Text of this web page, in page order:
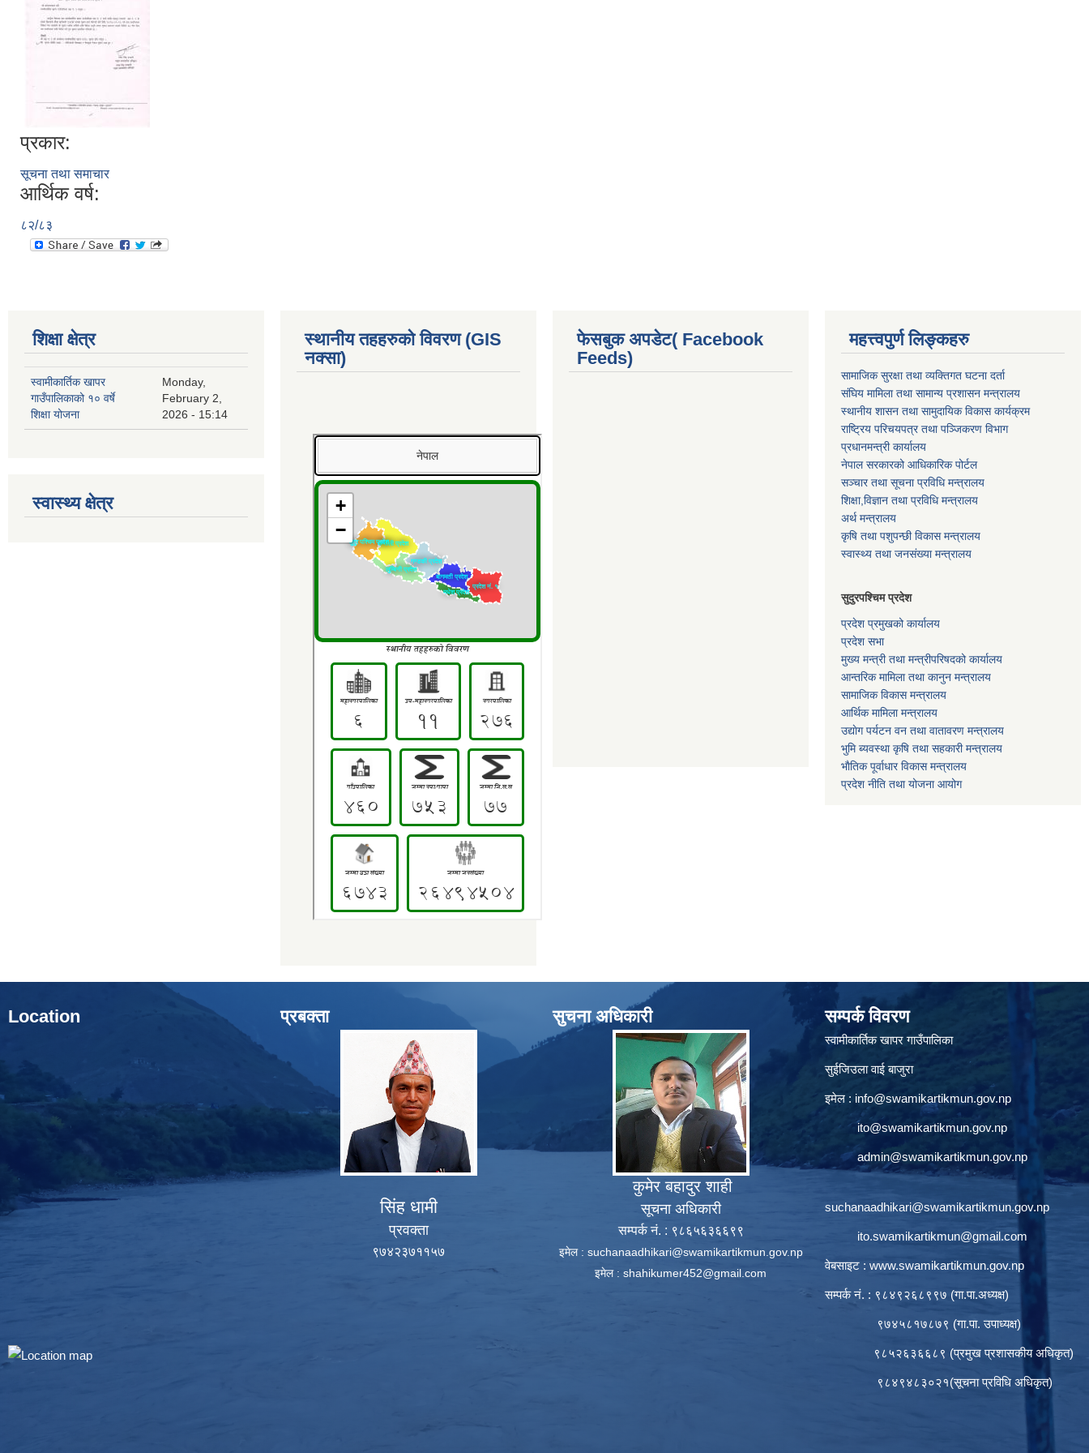
प्रकार:
सूचना तथा समाचार
आर्थिक वर्ष:
८२/८३
शिक्षा क्षेत्र
स्वामीकार्तिक खापर
गाउँपालिकाको १० वर्षे
शिक्षा योजना
Monday,
February 2,
2026 - 15:14
स्वास्थ्य क्षेत्र
स्थानीय तहहरुको विवरण (GIS
नक्सा)
फेसबुक अपडेट( Facebook
Feeds)
महत्त्वपुर्ण लिङ्कहरु
सामाजिक सुरक्षा तथा व्यक्तिगत घटना दर्ता
संघिय मामिला तथा सामान्य प्रशासन मन्त्रालय
स्थानीय शासन तथा सामुदायिक विकास कार्यक्रम
राष्ट्रिय परिचयपत्र तथा पञ्जिकरण विभाग
प्रधानमन्त्री कार्यालय
नेपाल सरकारको आधिकारिक पोर्टल
सञ्‍चार तथा सूचना प्रविधि मन्त्रालय
शिक्षा,विज्ञान तथा प्रविधि मन्त्रालय
अर्थ मन्त्रालय
कृषि तथा पशुपन्छी विकास मन्त्रालय
स्वास्थ्य तथा जनसंख्या मन्त्रालय
सुदुरपश्चिम प्रदेश
प्रदेश प्रमुखको कार्यालय
प्रदेश सभा
मुख्य मन्त्री तथा मन्त्रीपरिषदको कार्यालय
आन्तरिक मामिला तथा कानुन मन्त्रालय
सामाजिक विकास मन्त्रालय
आर्थिक मामिला मन्त्रालय
उद्याेग पर्यटन वन तथा वातावरण मन्त्रालय
भुमि ब्यवस्था कृषि तथा सहकारी मन्त्रालय
भाैतिक पूर्वाधार विकास मन्त्रालय
प्रदेश नीति तथा योजना आयोग
Location प्रबक्ता
सिंह धामी
प्रवक्ता
९७४२३७११५७
सुचना अधिकारी
कुमेर बहादुर शाही
सूचना अधिकारी
सम्पर्क नं. : ९८६५६३६६९९
इमेल : suchanaadhikari@swamikartikmun.gov.np
इमेल : shahikumer452@gmail.com
सम्पर्क विवरण
स्वामीकार्तिक खापर गाउँपालिका
सुईजिउला वाई बाजुरा
इमेल : info@swamikartikmun.gov.np
ito@swamikartikmun.gov.np
admin@swamikartikmun.gov.np
suchanaadhikari@swamikartikmun.gov.np
ito.swamikartikmun@gmail.com
वेबसाइट : www.swamikartikmun.gov.np
सम्पर्क नं. : ९८४९२६८९९७ (गा.पा.अध्यक्ष)
९७४५८१७८७९ (गा.पा. उपाध्यक्ष)
९८५२६३६६८९ (प्रमुख प्रशासकीय अधिकृत)
९८४९४८३०२१(सूचना प्रविधि अधिकृत)